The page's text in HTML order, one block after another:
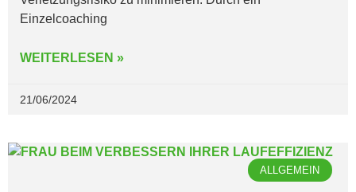
Einzelcoaching
WEITERLESEN »
21/06/2024
ALLGEMEIN